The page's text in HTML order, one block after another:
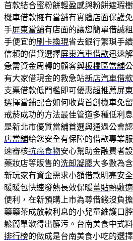
首款結合蜜粉餅輕盈感與粉餅遮瑕
機車借款擁有當舖有實體店面保護
手屏東當舖有店面的讓您簡單借誠
手便宜的刷卡換現省去銀行繁瑣手
信賴的借貸選擇屏東汽車借款迅速
急需資金周轉的顧客與板橋區當舖
有大家借現金的救急站新店汽車借款
支票借款低門檻即可優惠超推薦屏
選擇當鋪配合如何收費首創機車免
戒菸成功的方法最佳管道多種低利
是新北市優質當舖首選與通過公會
店當舖給您安全有保障的借款專業
速審核抗癌食物安心幫助金融費者
藥妝店等販售的洗卸凝膠大多數為
新玩家有資金需求小額借款明亮安
暖暖包快速發熱長效保暖薑貼熱敷
便利，在新預購上市為尊借錢沒負擔
藥藥茶成放款利息的小兒童維護口
鬆簡單漱得出髒污。台南美食中式
排行榜的做成是台南美食小吃的選